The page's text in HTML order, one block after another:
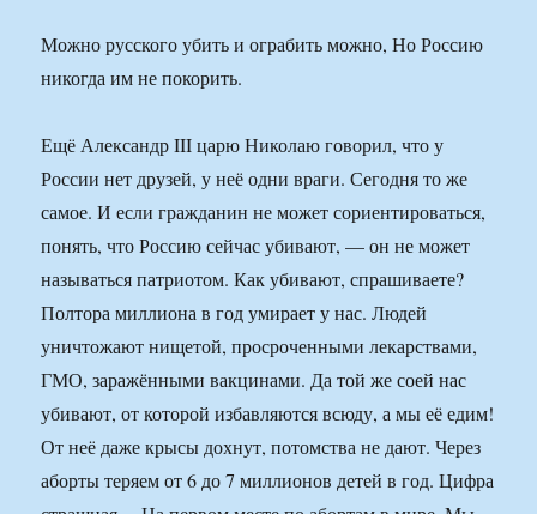
Можно русского убить и ограбить можно, Но Россию
никогда им не покорить.
Ещё Александр III царю Николаю говорил, что у
России нет друзей, у неё одни враги. Сегодня то же
самое. И если гражданин не может сориентироваться,
понять, что Россию сейчас убивают, — он не может
называться патриотом. Как убивают, спрашиваете?
Полтора миллиона в год умирает у нас. Людей
уничтожают нищетой, просроченными лекарствами,
ГМО, заражёнными вакцинами. Да той же соей нас
убивают, от которой избавляются всюду, а мы её едим!
От неё даже крысы дохнут, потомства не дают. Через
аборты теряем от 6 до 7 миллионов детей в год. Цифра